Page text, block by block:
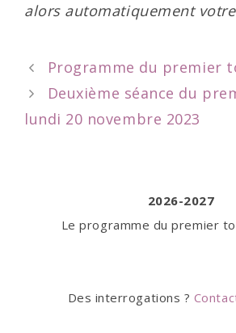
alors automatiquement
Post
navigation
Programme du premier
Deuxième séance du
lundi 20 novembre 2023
2026-2027
Le programme du premier
Des interrogations ?